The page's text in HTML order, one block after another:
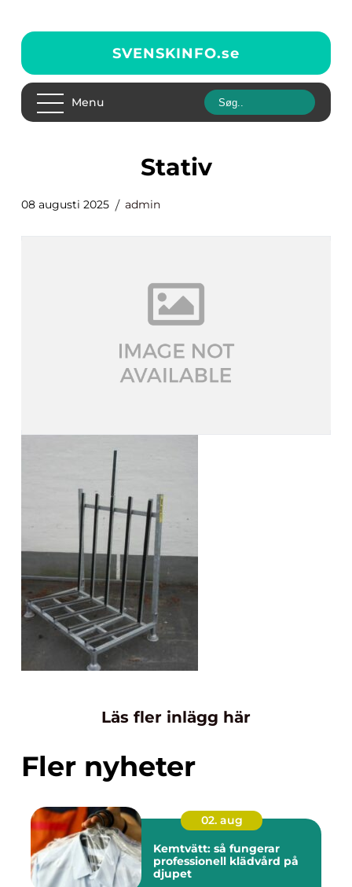
SVENSKINFO.se
Menu
Stativ
08 augusti 2025 admin
Läs fler inlägg här
Fler nyheter
02. aug
Kemtvätt: så fungerar
professionell klädvård på
djupet